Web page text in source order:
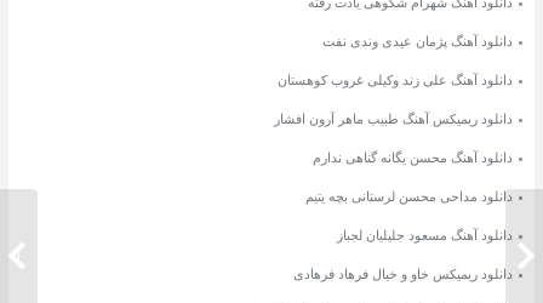
دانلود آهنگ محمد امین غلامیاری و ایوب
قلعه ظالم
دانلود آهنگ پژمان عیدی وندی نفت
دانلود آهنگ علی زند وکیلی غروب کوهستان
دانلود ریمیکس آهنگ طبیب ماهر آرون افشار
دانلود آهنگ محسن یگانه گناهی ندارم
دانلود مداحی محسن لرستانی بچه یتیم
دانلود آهنگ مسعود جلیلیان لجباز
دانلود ریمیکس خاو و خیال فرهاد فرهادی